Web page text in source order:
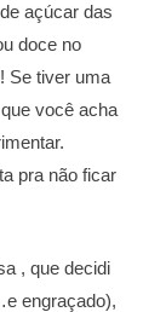
açúcar das
doce no
Se tiver uma
você acha
pra não ficar
, que decidi
engraçado),